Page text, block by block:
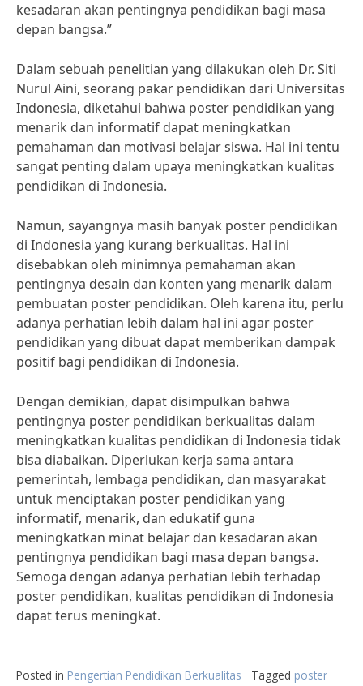
kesadaran akan pentingnya pendidikan bagi masa
depan bangsa.”
Dalam sebuah penelitian yang dilakukan oleh Dr. Siti
Nurul Aini, seorang pakar pendidikan dari Universitas
Indonesia, diketahui bahwa poster pendidikan yang
menarik dan informatif dapat meningkatkan
pemahaman dan motivasi belajar siswa. Hal ini tentu
sangat penting dalam upaya meningkatkan kualitas
pendidikan di Indonesia.
Namun, sayangnya masih banyak poster pendidikan
di Indonesia yang kurang berkualitas. Hal ini
disebabkan oleh minimnya pemahaman akan
pentingnya desain dan konten yang menarik dalam
pembuatan poster pendidikan. Oleh karena itu, perlu
adanya perhatian lebih dalam hal ini agar poster
pendidikan yang dibuat dapat memberikan dampak
positif bagi pendidikan di Indonesia.
Dengan demikian, dapat disimpulkan bahwa
pentingnya poster pendidikan berkualitas dalam
meningkatkan kualitas pendidikan di Indonesia tidak
bisa diabaikan. Diperlukan kerja sama antara
pemerintah, lembaga pendidikan, dan masyarakat
untuk menciptakan poster pendidikan yang
informatif, menarik, dan edukatif guna
meningkatkan minat belajar dan kesadaran akan
pentingnya pendidikan bagi masa depan bangsa.
Semoga dengan adanya perhatian lebih terhadap
poster pendidikan, kualitas pendidikan di Indonesia
dapat terus meningkat.
Posted in Pengertian Pendidikan Berkualitas Tagged poster